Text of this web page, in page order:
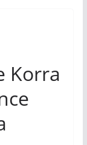
Korra